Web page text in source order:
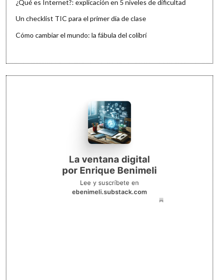
¿Qué es Internet?: explicación en 5 niveles de dificultad
Un checklist TIC para el primer día de clase
Cómo cambiar el mundo: la fábula del colibrí